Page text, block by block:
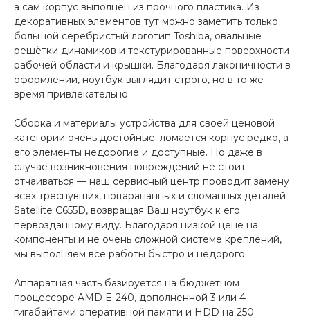
а сам корпус выполнен из прочного пластика. Из
декоративных элементов тут можно заметить только
большой серебристый логотип Toshiba, овальные
решётки динамиков и текстурированные поверхности
рабочей области и крышки. Благодаря лаконичности в
оформлении, ноутбук выглядит строго, но в то же
время привлекательно.
Сборка и материалы устройства для своей ценовой
категории очень достойные: ломается корпус редко, а
его элементы недорогие и доступные. Но даже в
случае возникновения повреждений не стоит
отчаиваться — наш сервисный центр проводит замену
всех треснувших, поцарапанных и сломанных деталей
Satellite C655D, возвращая Ваш ноутбук к его
первозданному виду. Благодаря низкой цене на
компоненты и не очень сложной системе креплений,
мы выполняем все работы быстро и недорого.
Аппаратная часть базируется на бюджетном
процессоре AMD E-240, дополненной 3 или 4
гигабайтами оперативной памяти и HDD на 250